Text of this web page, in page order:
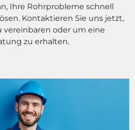
Ihre Rohrprobleme schnell
Kontaktieren Sie uns jetzt,
vereinbaren oder um eine
zu erhalten.